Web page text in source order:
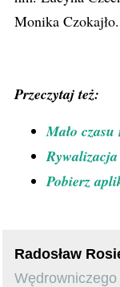
Monika Czokajło.
Przeczytaj też:
Mało
Pobierz
Radosław
Wędrowniczego